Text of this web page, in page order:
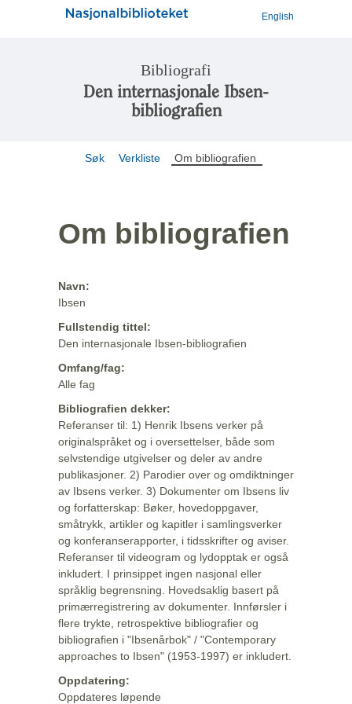
English
Bibliografi
Den internasjonale Ibsen-
bibliografien
Søk Verkliste Om bibliografien
Om bibliografien
Navn:
Ibsen
Fullstendig tittel:
Den internasjonale Ibsen-bibliografien
Omfang/fag:
Alle fag
Bibliografien dekker:
Referanser til: 1) Henrik Ibsens verker på
originalspråket og i oversettelser, både som
selvstendige utgivelser og deler av andre
publikasjoner. 2) Parodier over og omdiktninger
av Ibsens verker. 3) Dokumenter om Ibsens liv
og forfatterskap: Bøker, hovedoppgaver,
småtrykk, artikler og kapitler i samlingsverker
og konferanserapporter, i tidsskrifter og aviser.
Referanser til videogram og lydopptak er også
inkludert. I prinsippet ingen nasjonal eller
språklig begrensning. Hovedsaklig basert på
primærregistrering av dokumenter. Innførsler i
flere trykte, retrospektive bibliografier og
bibliografien i "Ibsenårbok" / "Contemporary
approaches to Ibsen" (1953-1997) er inkludert.
Oppdatering:
Oppdateres løpende